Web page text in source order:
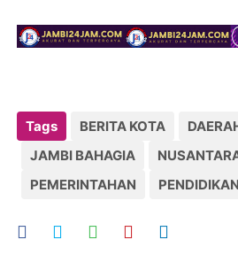
Tags BERITA KOTA
JAMBI BAHAGIA
PEMERINTAHAN
PENDIDIKAN